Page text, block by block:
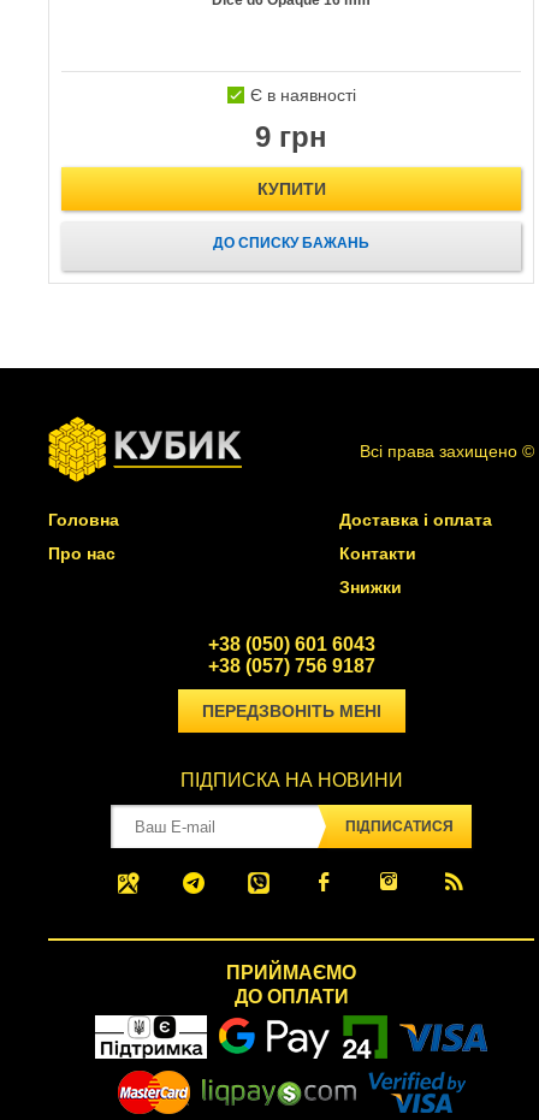
Є в наявності
9 грн
КУПИТИ
ДО СПИСКУ БАЖАНЬ
Всі права захищено ©
Головна
Про нас
Доставка і оплата
Контакти
Знижки
+38 (050) 601 6043
+38 (057) 756 9187
ПЕРЕДЗВОНІТЬ МЕНІ
ПІДПИСКА НА НОВИНИ
ПІДПИСАТИСЯ
ПРИЙМАЄМО
ДО ОПЛАТИ